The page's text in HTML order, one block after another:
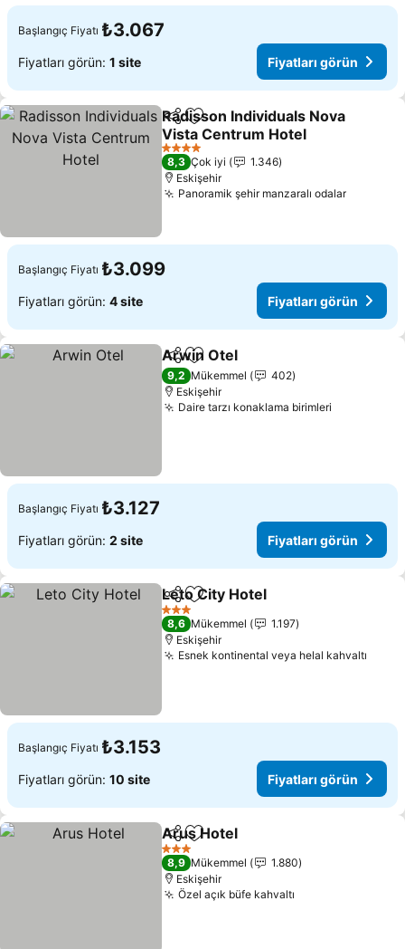
Başlangıç Fiyatı ₺3.067
Fiyatları görün: 1 site Fiyatları görün
PaylaşFavorilerime ekle
Radisson Individuals Nova
Vista Centrum Hotel
Fiyatları görün
4 Yıldız
8,3 Çok iyi
1.346
Eskişehir
Panoramik şehir manzaralı odalar
Başlangıç Fiyatı ₺3.099
Fiyatları görün: 4 site Fiyatları görün
PaylaşFavorilerime ekle
Arwin Otel
9,2 Mükemmel
402
Eskişehir
Daire tarzı konaklama birimleri
Başlangıç Fiyatı ₺3.127
Fiyatları görün: 2 site Fiyatları görün
PaylaşFavorilerime ekle
Leto City Hotel
3 Yıldız
8,6 Mükemmel
1.197
Eskişehir
Esnek kontinental veya helal kahvaltı
Başlangıç Fiyatı ₺3.153
Fiyatları görün: 10 site Fiyatları görün
PaylaşFavorilerime ekle
Arus Hotel
3 Yıldız
8,9 Mükemmel
1.880
Eskişehir
Özel açık büfe kahvaltı